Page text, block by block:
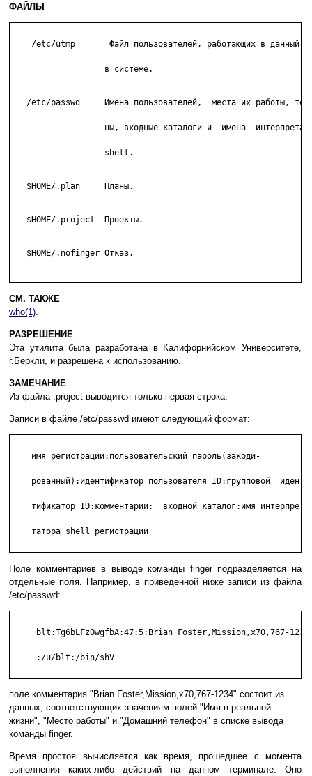
ФАЙЛЫ
/etc/utmp       Файл пользователей, работающих в данный
                   в системе.
/etc/passwd     Имена пользователей,  места их работы,
ны, входные каталоги и  имена
                   shell.
   $HOME/.plan     Планы.
   $HOME/.project  Проекты.
   $HOME/.nofinger Отказ.
СМ. ТАКЖЕ
who(1).
РАЗРЕШЕНИЕ
Эта утилита была разработана в Калифорнийском Университете,
г.Беркли, и разрешена к использованию.
ЗАМЕЧАНИЕ
Из файла .project выводится только первая строка.
Записи в файле /etc/passwd имеют следующий формат:
    имя регистрации:пользовательский пароль(закоди-
    рованный):идентификатор пользователя ID:групповой  иден-
    тификатор ID:комментарии:  входной каталог:имя интерпре-
    татора shell регистрации
Поле комментариев в выводе команды finger подразделяется на
отдельные поля. Например, в приведенной ниже записи из файла
/etc/passwd:
     blt:Tg6bLFzOwgfbA:47:5:Brian Foster,Mission,x70,767-1234
     :/u/blt:/bin/shV
поле комментария "Brian Foster,Mission,x70,767-1234" состоит из
данных, соответствующих значениям полей "Имя в реальной
жизни", "Место работы" и "Домашний телефон" в списке вывода
команды finger.
Время простоя вычисляется как время, прошедшее с момента
выполнения каких-либо действий на данном терминале. Оно